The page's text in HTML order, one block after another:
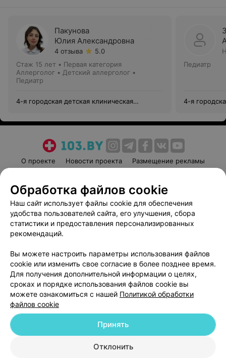
Пакунова
Юлия Александровна
4 отзыва
5.0
Стаж 15 лет • Первая категория
Аллерголог • Детский аллерголог •
Педиатр
4-я городская детская клиническая
Педиатр
4-я
О проекте Новости проекта
Размещение рекламы
Пользовательское соглашение
Способы оплаты
Вакансии
Партнеры
Написать руководителю 103.by
Обработка персональных данных
© 2026 ООО «Артокс Лаб», УНП 191700409
| 220012, Республика Беларусь,
Обработка файлов cookie
Наш сайт использует файлы cookie для обеспечения
удобства пользователей сайта, его улучшения, сбора
статистики и предоставления персонализированных
рекомендаций.
Вы можете настроить параметры использования файлов
cookie или изменить свое согласие в более позднее время.
Для получения дополнительной информации о целях,
сроках и порядке использования файлов cookie вы
можете ознакомиться с нашей Политикой обработки
файлов cookie
Отклонить
Принять